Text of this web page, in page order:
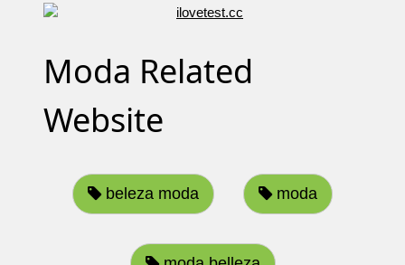
Moda Related
Website
beleza moda moda